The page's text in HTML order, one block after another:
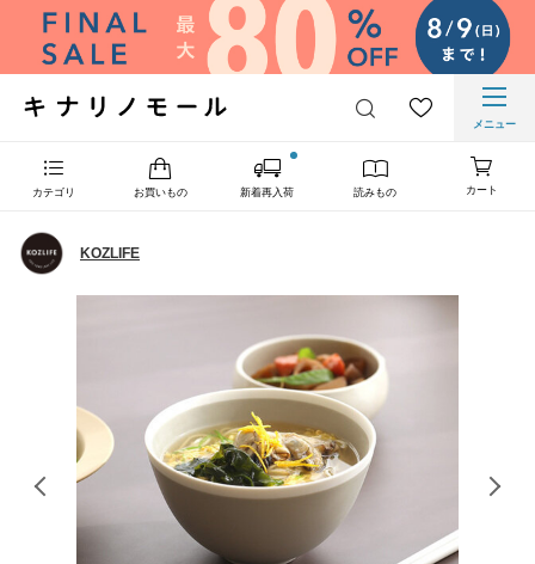
メニュー
カテゴリ お買いもの 新着再入荷 読みもの カート
KOZLIFE